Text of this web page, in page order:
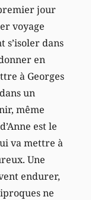
jour
voyage
s’isoler dans
en
à Georges
un
même
est le
va mettre à
Une
endurer,
ne